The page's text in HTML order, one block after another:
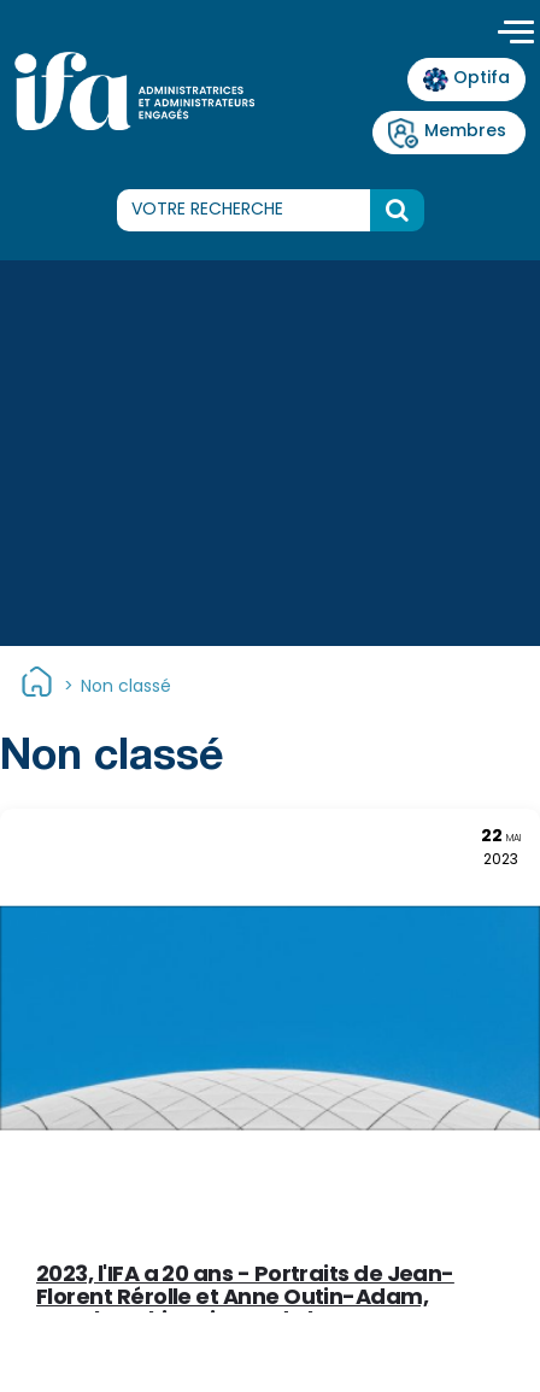
Optifa
Membres
> Non classé
Catégorie :
Non classé
22 MAI
2023
2023, l'IFA a 20 ans - Portraits de Jean-
Florent Rérolle et Anne Outin-Adam,
membres historiques de l’IFA et co-